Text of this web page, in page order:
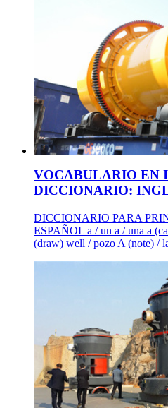
VOCABULARIO EN
DICCIONARIO:
DICCIONARIO PARA
ESPAÑOL a / un a / una a
(draw) well / pozo A (note) /